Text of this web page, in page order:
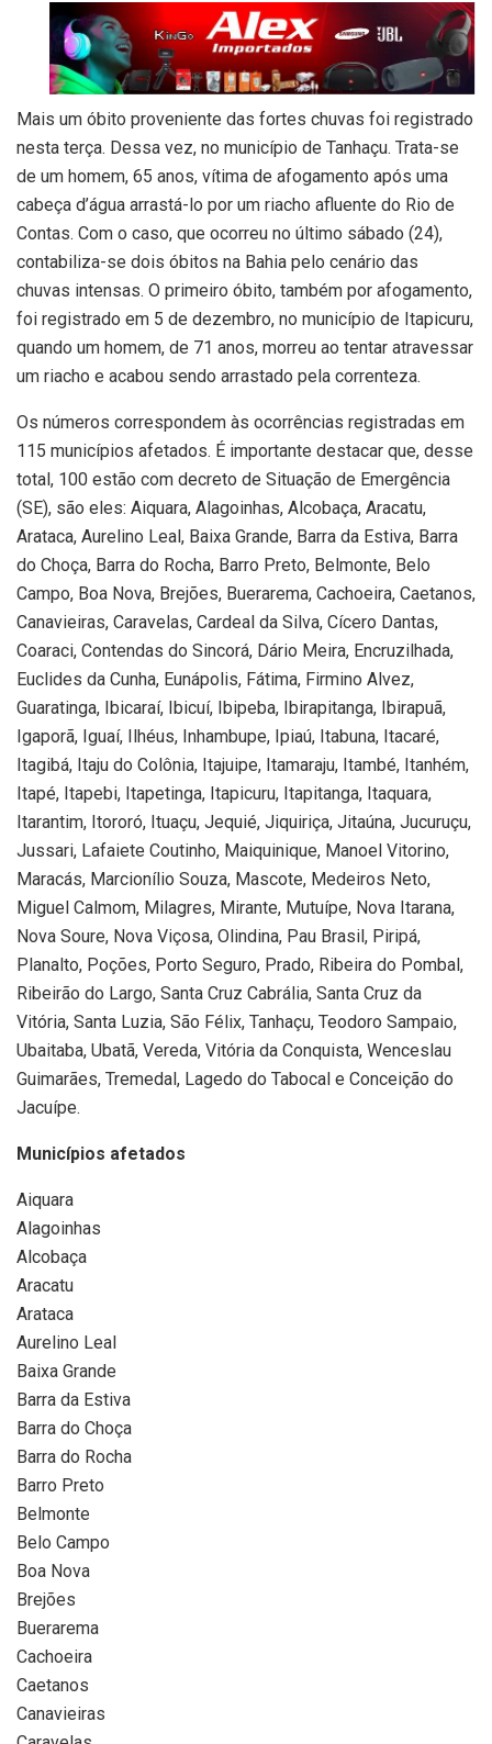
Mais um óbito proveniente das fortes chuvas foi registrado
nesta terça. Dessa vez, no município de Tanhaçu. Trata-se
de um homem, 65 anos, vítima de afogamento após uma
cabeça d’água arrastá-lo por um riacho afluente do Rio de
Contas. Com o caso, que ocorreu no último sábado (24),
contabiliza-se dois óbitos na Bahia pelo cenário das
chuvas intensas. O primeiro óbito, também por afogamento,
foi registrado em 5 de dezembro, no município de Itapicuru,
quando um homem, de 71 anos, morreu ao tentar atravessar
um riacho e acabou sendo arrastado pela correnteza.
Os números correspondem às ocorrências registradas em
115 municípios afetados. É importante destacar que, desse
total, 100 estão com decreto de Situação de Emergência
(SE), são eles: Aiquara, Alagoinhas, Alcobaça, Aracatu,
Arataca, Aurelino Leal, Baixa Grande, Barra da Estiva, Barra
do Choça, Barra do Rocha, Barro Preto, Belmonte, Belo
Campo, Boa Nova, Brejões, Buerarema, Cachoeira, Caetanos,
Canavieiras, Caravelas, Cardeal da Silva, Cícero Dantas,
Coaraci, Contendas do Sincorá, Dário Meira, Encruzilhada,
Euclides da Cunha, Eunápolis, Fátima, Firmino Alvez,
Guaratinga, Ibicaraí, Ibicuí, Ibipeba, Ibirapitanga, Ibirapuã,
Igaporã, Iguaí, Ilhéus, Inhambupe, Ipiaú, Itabuna, Itacaré,
Itagibá, Itaju do Colônia, Itajuipe, Itamaraju, Itambé, Itanhém,
Itapé, Itapebi, Itapetinga, Itapicuru, Itapitanga, Itaquara,
Itarantim, Itororó, Ituaçu, Jequié, Jiquiriça, Jitaúna, Jucuruçu,
Jussari, Lafaiete Coutinho, Maiquinique, Manoel Vitorino,
Maracás, Marcionílio Souza, Mascote, Medeiros Neto,
Miguel Calmom, Milagres, Mirante, Mutuípe, Nova Itarana,
Nova Soure, Nova Viçosa, Olindina, Pau Brasil, Piripá,
Planalto, Poções, Porto Seguro, Prado, Ribeira do Pombal,
Ribeirão do Largo, Santa Cruz Cabrália, Santa Cruz da
Vitória, Santa Luzia, São Félix, Tanhaçu, Teodoro Sampaio,
Ubaitaba, Ubatã, Vereda, Vitória da Conquista, Wenceslau
Guimarães, Tremedal, Lagedo do Tabocal e Conceição do
Jacuípe.
Municípios afetados
Aiquara
Alagoinhas
Alcobaça
Aracatu
Arataca
Aurelino Leal
Baixa Grande
Barra da Estiva
Barra do Choça
Barra do Rocha
Barro Preto
Belmonte
Belo Campo
Boa Nova
Brejões
Buerarema
Cachoeira
Caetanos
Canavieiras